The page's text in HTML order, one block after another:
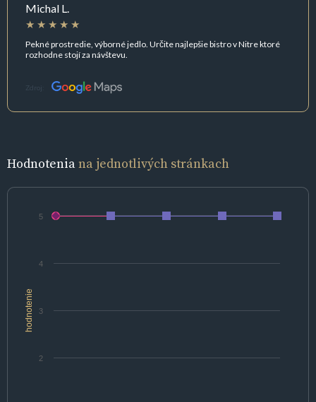
Michal L.
Pekné prostredie, výborné jedlo. Určite najlepšie bistro v Nitre ktoré
rozhodne stojí za návštevu.
Zdroj:
Hodnoteniana jednotlivých stránkach
hodnotenie
2
3
4
5